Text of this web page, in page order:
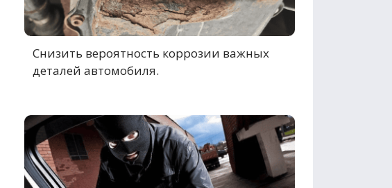
Снизить вероятность коррозии важных
деталей автомобиля.